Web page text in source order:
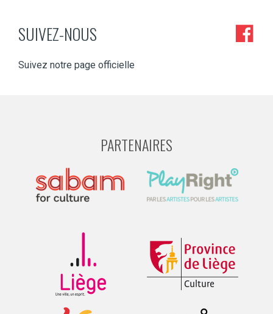
SUIVEZ-NOUS
Suivez notre page officielle
PARTENAIRES